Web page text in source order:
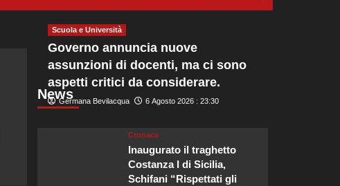
News
Scuola e Università
Governo annuncia nuove
assunzioni di docenti, ma ci sono
aspetti critici da considerare.
Germana Bevilacqua 6 Agosto 2026 : 23:30
Cronaca
Inaugurato il traghetto
Costanza I di Sicilia,
Schifani “Rispettati gli